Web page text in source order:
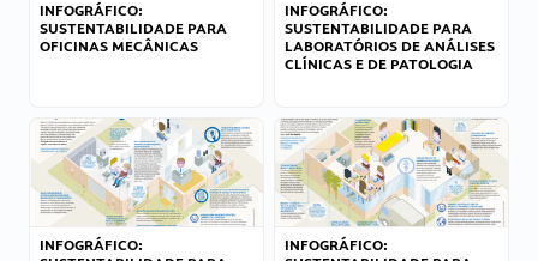
INFOGRÁFICO:
SUSTENTABILIDADE PARA
OFICINAS MECÂNICAS
INFOGRÁFICO:
SUSTENTABILIDADE PARA
LABORATÓRIOS DE ANÁLISES
CLÍNICAS E DE PATOLOGIA
INFOGRÁFICO:
INFOGRÁFICO: